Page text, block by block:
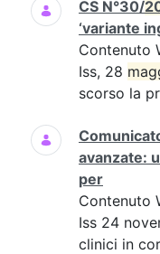
CS N°30/
‘variante
Contenuto
Iss, 28
scorso la
avanzate:
per
Contenuto
Iss 24
clinici in